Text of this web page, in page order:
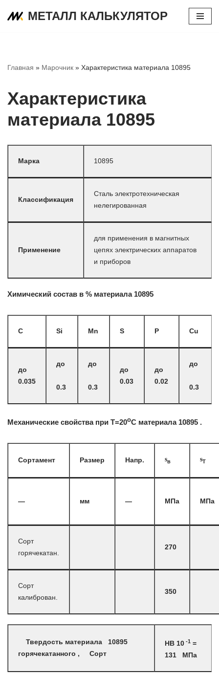
МЕТАЛЛ КАЛЬКУЛЯТОР
Главная » Марочник » Характеристика материала 10895
Характеристика
материала 10895
Марка 10895
Классификация
Сталь электротехническая
нелегированная
Применение
для применения в магнитных
цепях электрических аппаратов
и приборов
Химический состав в % материала 10895
C Si Mn S P Cu
до
0.035
до
0.3
до
0.3
до
0.03
до
0.02
до
0.3
Механические свойства при Т=20oС материала 10895 .
Сортамент Размер Напр. sв sT
— мм — МПа МПа
Сорт
горячекатан.
270
Сорт
калиброван.
350
Твердость материала 10895
горячекатанного , Сорт
HB 10 -1 =
131 МПа